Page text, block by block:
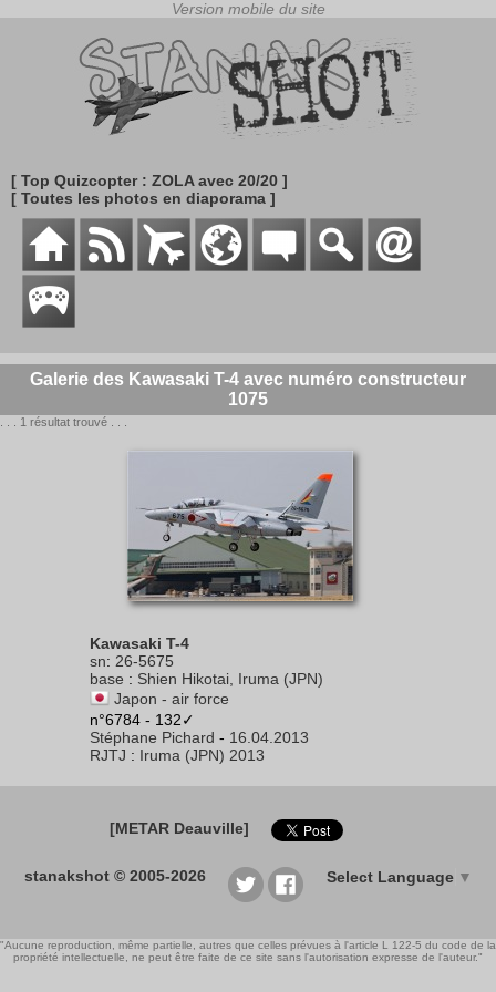
[ Top Quizcopter : ZOLA avec 20/20 ]
[ Toutes les photos en diaporama ]
Galerie des Kawasaki T-4 avec numéro constructeur
1075
. . . 1 résultat trouvé . . .
Kawasaki T-4
sn: 26-5675
base : Shien Hikotai, Iruma (JPN)
Japon - air force
n°6784 - 132✓
Stéphane Pichard - 16.04.2013
RJTJ : Iruma (JPN) 2013
[METAR Deauville]
stanakshot © 2005-2026 Select Language ▼
"Aucune reproduction, même partielle, autres que celles prévues à l'article L 122-5 du code de la
propriété intellectuelle, ne peut être faite de ce site sans l'autorisation expresse de l'auteur."